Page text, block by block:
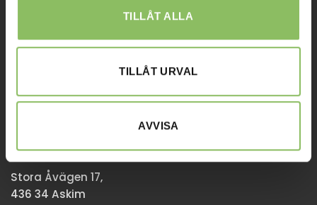
TILLÅT ALLA
TILLÅT URVAL
AVVISA
Sommaröppettider:
Övriga dagar har vi stängt.
info@baddsofflagret.se
Stora Åvägen 17,
436 34 Askim